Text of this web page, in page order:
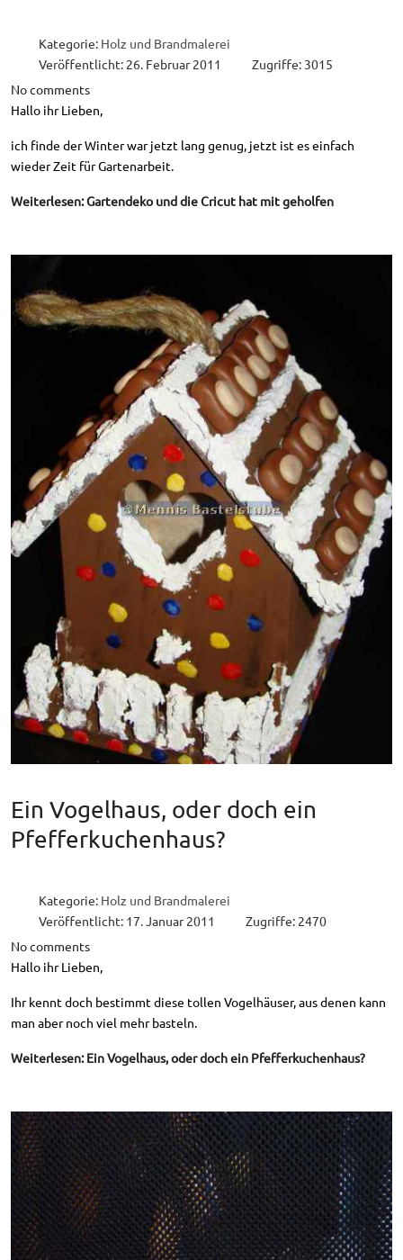
Kategorie: Holz und Brandmalerei
Veröffentlicht: 26. Februar 2011
Zugriffe: 3015
No comments
Hallo ihr Lieben,
ich finde der Winter war jetzt lang genug, jetzt ist es einfach
wieder Zeit für Gartenarbeit.
Weiterlesen: Gartendeko und die Cricut hat mit geholfen
Ein Vogelhaus, oder doch ein
Pfefferkuchenhaus?
Kategorie: Holz und Brandmalerei
Veröffentlicht: 17. Januar 2011
Zugriffe: 2470
No comments
Hallo ihr Lieben,
Ihr kennt doch bestimmt diese tollen Vogelhäuser, aus denen kann
man aber noch viel mehr basteln.
Weiterlesen: Ein Vogelhaus, oder doch ein Pfefferkuchenhaus?